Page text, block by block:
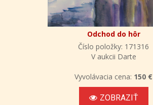
Odchod do hôr
Číslo položky: 171316
V aukcii Darte
Vyvolávacia cena: 150 €
ZOBRAZIŤ